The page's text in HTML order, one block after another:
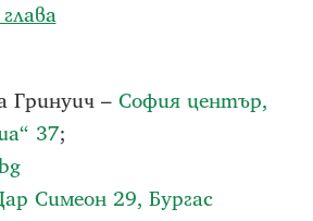
Гринуич –София център,
37;
Симеон 29, Бургас